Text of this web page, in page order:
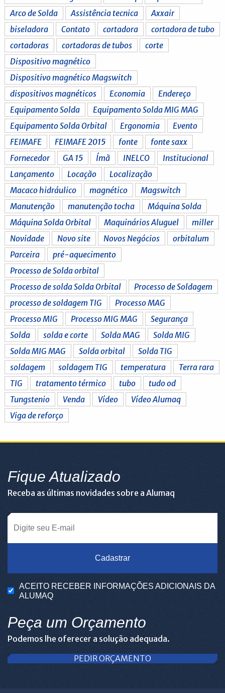
Arco de Solda
Assistência tecnica
Axxair
biseladora
Contato cortadora
cortadora de tubo
cortadoras
cortadoras de tubos
corte
Dispositivo magnético
Dispositivo magnético Magswitch
dispositivos magnéticos
Economia
Endereço
Equipamento Solda
Equipamento Solda MIG MAG
Equipamento Solda Orbital
Ergonomia
Evento
FEIMAFE
FEIMAFE 2015 fonte
fonte saxx
Fornecedor
GA 15 Ímã INELCO
Institucional
Lançamento
Locação
Localização
Macaco hidráulico
magnético
Magswitch
Manutenção
manutenção tocha
Máquina Solda
Máquina Solda Orbital
Maquinários Aluguel
miller
Novidade
Novo site Novos Negócios
orbitalum
Parceira
pré-aquecimento
Processo de Solda orbital
Processo de solda Solda Orbital
Processo de Soldagem
processo de soldagem TIG
Processo MAG
Processo MIG
Processo MIG MAG
Segurança
Solda
solda e corte Solda MAG
Solda MIG
Solda MIG MAG
Solda orbital
Solda TIG
soldagem
soldagem TIG temperatura
Terra rara
TIG
tratamento térmico tubo
tudo od
Tungstenio
Venda Vídeo
Vídeo Alumaq
Viga de reforço
Fique Atualizado
Receba as últimas novidades sobre a Alumaq
Cadastrar
ACEITO RECEBER INFORMAÇÕES ADICIONAIS DA
ALUMAQ
Peça um Orçamento
Podemos lhe oferecer a solução adequada.
PEDIR ORÇAMENTO